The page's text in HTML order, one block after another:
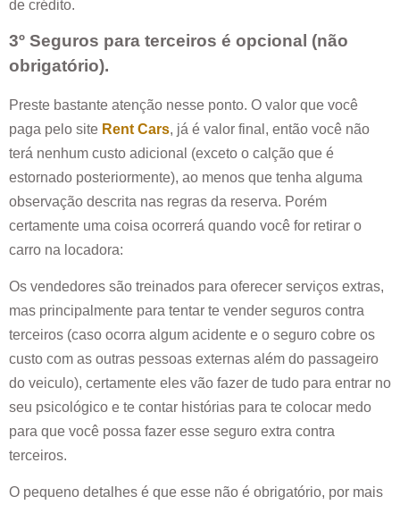
de crédito.
3º Seguros para terceiros é opcional (não
obrigatório).
Preste bastante atenção nesse ponto. O valor que você
paga pelo site Rent Cars, já é valor final, então você não
terá nenhum custo adicional (exceto o calção que é
estornado posteriormente), ao menos que tenha alguma
observação descrita nas regras da reserva. Porém
certamente uma coisa ocorrerá quando você for retirar o
carro na locadora:
Os vendedores são treinados para oferecer serviços extras,
mas principalmente para tentar te vender seguros contra
terceiros (caso ocorra algum acidente e o seguro cobre os
custo com as outras pessoas externas além do passageiro
do veiculo), certamente eles vão fazer de tudo para entrar no
seu psicológico e te contar histórias para te colocar medo
para que você possa fazer esse seguro extra contra
terceiros.
O pequeno detalhes é que esse não é obrigatório, por mais